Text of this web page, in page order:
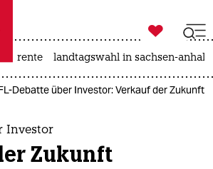
taz zahl ich
taz zahl ich

taz zahl ich
rente landtagswahl in sachsen-anhalt
Debatte über Investor: Verkauf der Zukunft
Investor
Zukunft